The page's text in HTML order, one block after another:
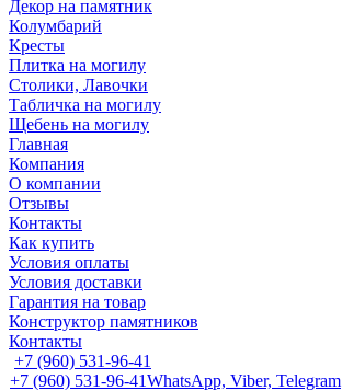
Декор на памятник
Колумбарий
Кресты
Плитка на могилу
Столики, Лавочки
Табличка на могилу
Щебень на могилу
Главная
Компания
О компании
Отзывы
Контакты
Как купить
Условия оплаты
Условия доставки
Гарантия на товар
Конструктор памятников
Контакты
+7 (960) 531-96-41
+7 (960) 531-96-41WhatsApp, Viber, Telegram